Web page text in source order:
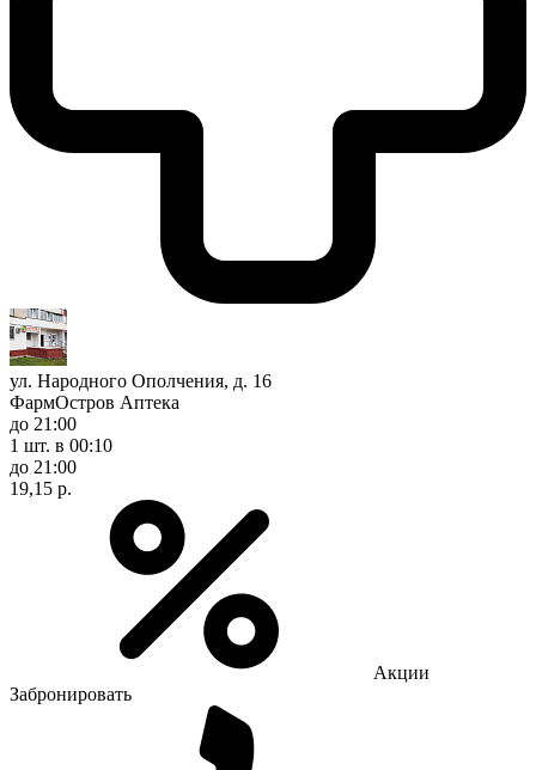
ул. Народного Ополчения, д. 16
ФармОстров Аптека
до 21:00
1 шт. в 00:10
до 21:00
19,15 р.
Акции
Забронировать